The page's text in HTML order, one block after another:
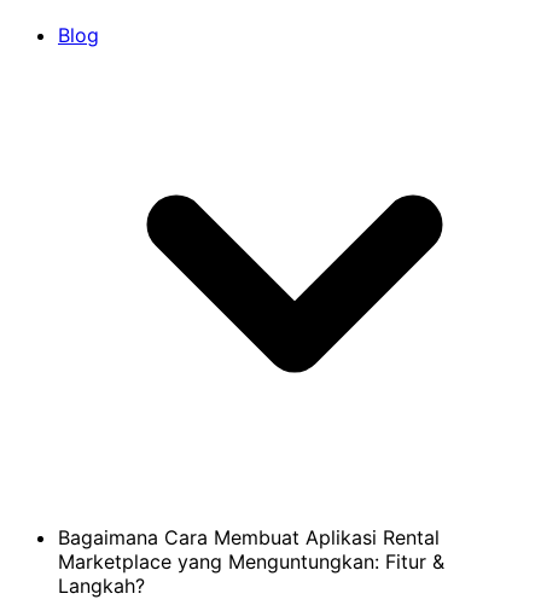
Blog
Bagaimana Cara Membuat Aplikasi Rental
Marketplace yang Menguntungkan: Fitur &
Langkah?